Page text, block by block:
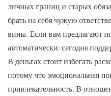
личных границ и старых
брать на себя чужую
вины. Если вам предлагают
автоматически: сегодня
В деньгах стоит избегать
потому что эмоциональная
привлекательность. В